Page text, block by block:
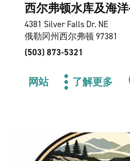
西尔弗顿水库及海
4381 Silver Falls Dr. NE
俄勒冈州西尔弗顿 97381
(503) 873-5321
网站 了解更多